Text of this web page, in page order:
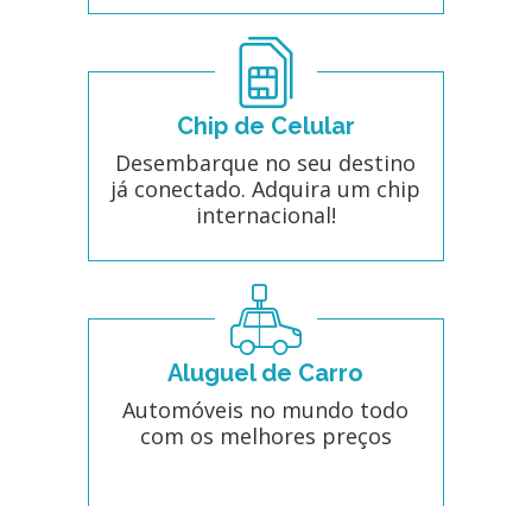
Chip de Celular
Desembarque no seu destino
já conectado. Adquira um chip
internacional!
Aluguel de Carro
Automóveis no mundo todo
com os melhores preços